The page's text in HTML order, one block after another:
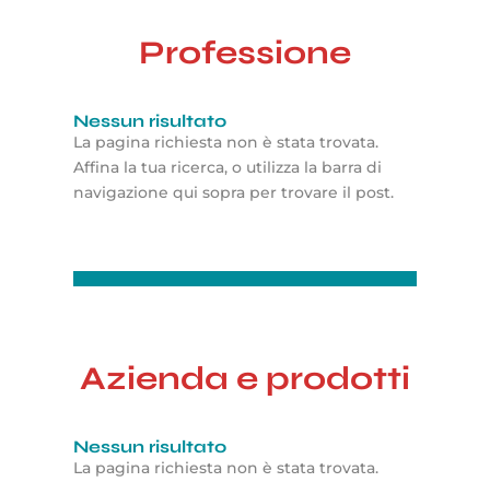
Professione
Nessun risultato
La pagina richiesta non è stata trovata.
Affina la tua ricerca, o utilizza la barra di
navigazione qui sopra per trovare il post.
Azienda e prodotti
Nessun risultato
La pagina richiesta non è stata trovata.